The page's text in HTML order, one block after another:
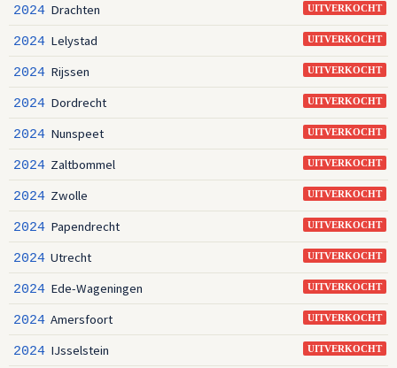
UITVERKOCHT
2024 Drachten
UITVERKOCHT
2024 Lelystad
UITVERKOCHT
2024 Rijssen
UITVERKOCHT
2024 Dordrecht
UITVERKOCHT
2024 Nunspeet
UITVERKOCHT
2024 Zaltbommel
UITVERKOCHT
2024 Zwolle
UITVERKOCHT
2024 Papendrecht
UITVERKOCHT
2024 Utrecht
UITVERKOCHT
2024 Ede-Wageningen
UITVERKOCHT
2024 Amersfoort
UITVERKOCHT
2024 IJsselstein